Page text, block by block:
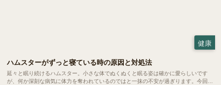
健康
ハムスターがずっと寝ている時の原因と対処法
延々と眠り続けるハムスター。小さな体でぬくぬくと眠る姿は確かに愛らしいです
が、何か深刻な病気に体力を奪われているのではと一抹の不安が過ぎります。今回